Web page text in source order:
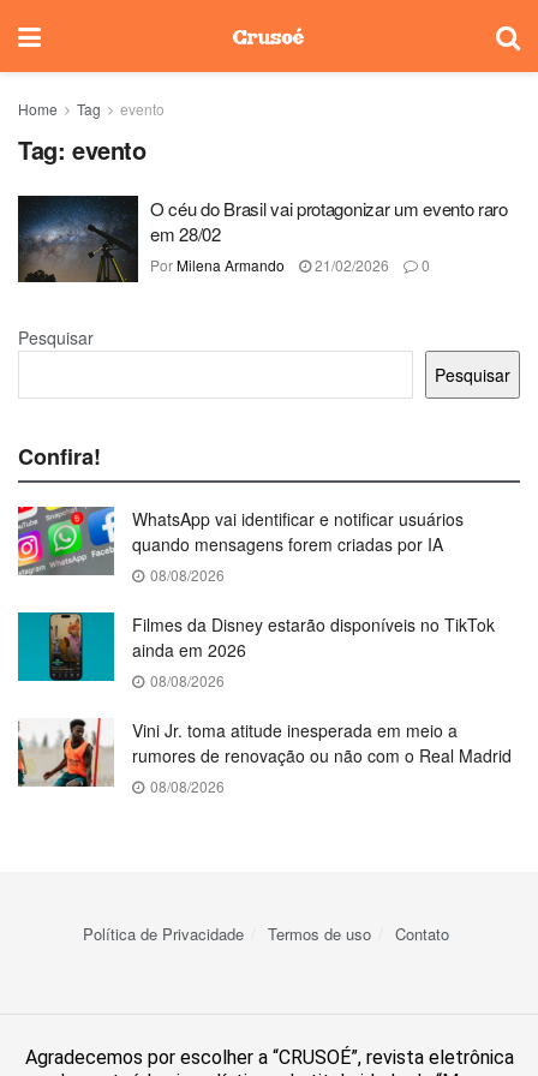
Home Tag evento
Tag: evento
O céu do Brasil vai protagonizar um evento raro
em 28/02
PorMilena Armando 21/02/2026 0
Pesquisar
Pesquisar
Confira!
WhatsApp vai identificar e notificar usuários
quando mensagens forem criadas por IA
08/08/2026
Filmes da Disney estarão disponíveis no TikTok
ainda em 2026
08/08/2026
Vini Jr. toma atitude inesperada em meio a
rumores de renovação ou não com o Real Madrid
08/08/2026
Política de Privacidade Termos de uso Contato
Agradecemos por escolher a “CRUSOÉ”, revista eletrônica